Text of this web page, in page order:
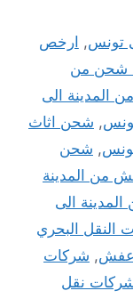
تونس, ارخص
شحن من
المدينة الى
, شحن اثاث
, شحن
من المدينة
الى
النقل البحري
عفش, شركات
نقل